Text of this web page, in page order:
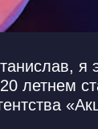
я
летнем